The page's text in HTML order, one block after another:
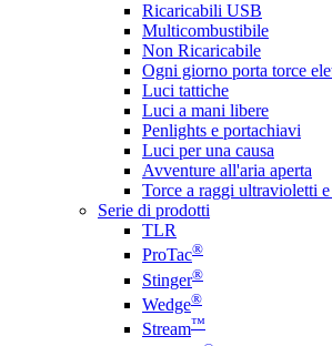
Ricaricabili USB
Multicombustibile
Non Ricaricabile
Ogni giorno porta torce
Luci tattiche
Luci a mani libere
Penlights e portachiavi
Luci per una causa
Avventure all'aria aperta
Torce a raggi ultravioletti
Serie di prodotti
TLR
ProTac®
Stinger®
Wedge®
Stream™